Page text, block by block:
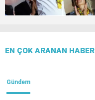
EN ÇOK ARANAN
Gündem